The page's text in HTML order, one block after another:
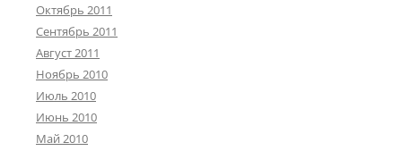
Октябрь 2011
Сентябрь 2011
Август 2011
Ноябрь 2010
Июль 2010
Июнь 2010
Май 2010